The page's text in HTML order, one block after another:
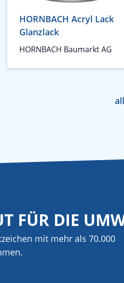
HORNBACH Acryl Lack
Glanzlack
HORNBACH Baumarkt AG
FÜR DIE
mit mehr als 70.000